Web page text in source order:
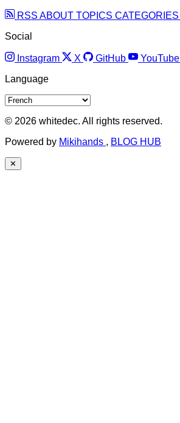
RSS ABOUT TOPICS CATEGORIES
Social
Instagram X GitHub YouTube
Language
© 2026 whitedec. All rights reserved.
Powered by Mikihands , BLOG HUB
✕